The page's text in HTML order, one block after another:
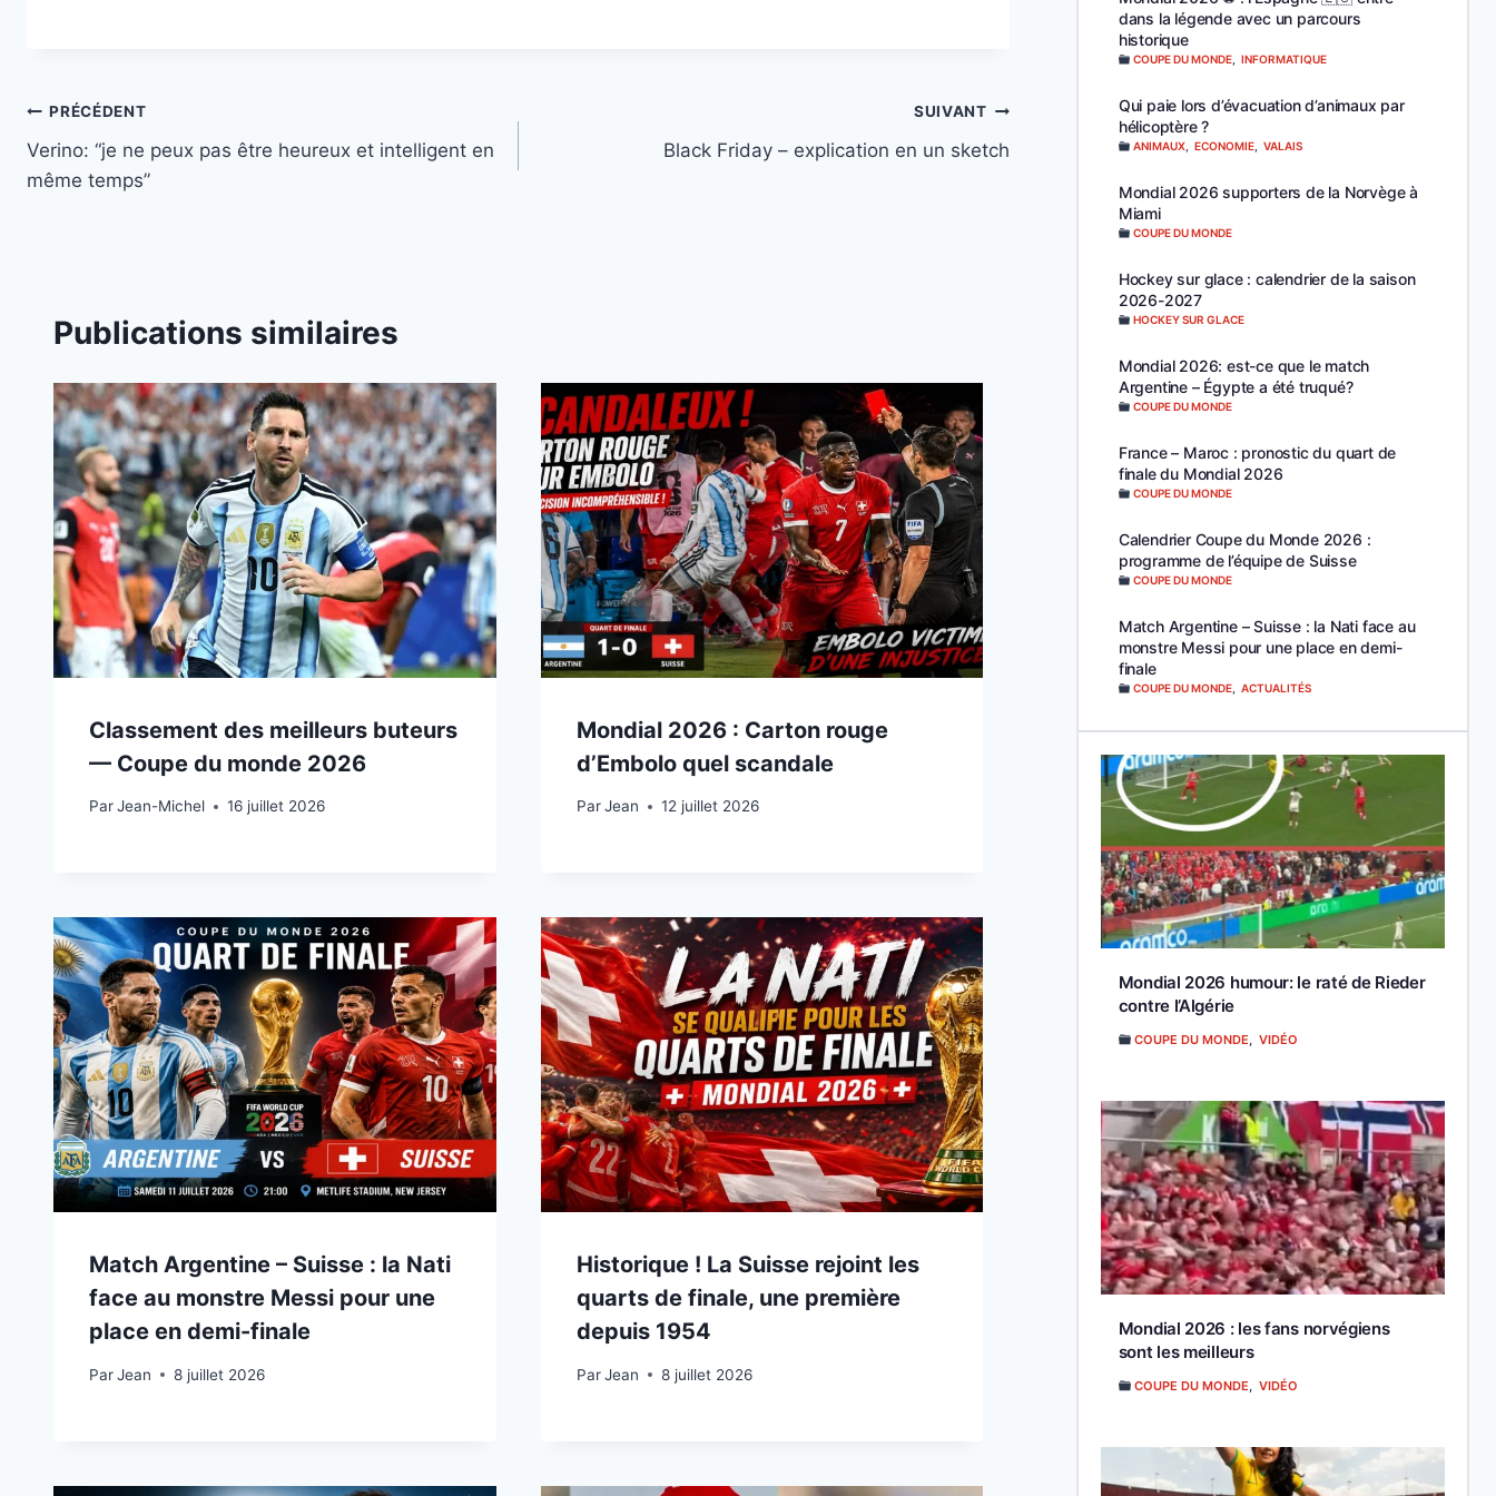
Navigation
de
PRÉCÉDENT
Verino: “je ne peux pas être heureux et intelligent en
même temps”
SUIVANT
Black Friday – explication en un sketch
Publications similaires
Classement des meilleurs buteurs
— Coupe du monde 2026
ParJean-Michel
15 juillet 2026 16 juillet 2026
Mondial 2026 : Carton rouge
d’Embolo quel scandale
Par Jean
12 juillet 202612 juillet 2026
Match Argentine – Suisse : la Nati
face au monstre Messi pour une
place en demi-finale
ParJean
8 juillet 20268 juillet 2026
Historique ! La Suisse rejoint les
quarts de finale, une première
depuis 1954
Par Jean
8 juillet 20268 juillet 2026
dans la légende avec un parcours
historique
COUPE DU MONDE, INFORMATIQUE
Qui paie lors d’évacuation d’animaux par
hélicoptère ?
ANIMAUX, ECONOMIE, VALAIS
Mondial 2026 supporters de la Norvège à
Miami
COUPE DU MONDE
Hockey sur glace : calendrier de la saison
2026-2027
HOCKEY SUR GLACE
Mondial 2026: est-ce que le match
Argentine – Égypte a été truqué?
COUPE DU MONDE
France – Maroc : pronostic du quart de
finale du Mondial 2026
COUPE DU MONDE
Calendrier Coupe du Monde 2026 :
programme de l’équipe de Suisse
COUPE DU MONDE
Match Argentine – Suisse : la Nati face au
monstre Messi pour une place en demi-
finale
COUPE DU MONDE, ACTUALITÉS
Mondial 2026 humour: le raté de Rieder
contre l’Algérie
COUPE DU MONDE VIDÉO
Mondial 2026 : les fans norvégiens
sont les meilleurs
COUPE DU MONDE VIDÉO